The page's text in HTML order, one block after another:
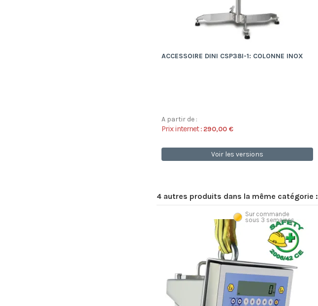
ACCESSOIRE DINI CSP38I-1: COLONNE INOX
A partir de :
Prix internet : 290,00 €
Voir les versions
4 autres produits dans la même catégorie :
Sur commande
sous 3 semaines